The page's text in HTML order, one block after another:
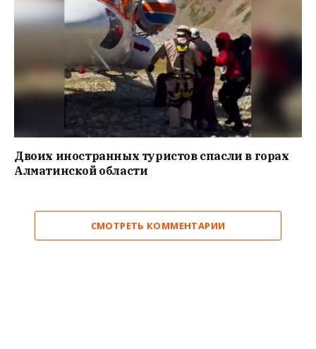
Двоих иностранных туристов спасли в горах
Алматинской области
СМОТРЕТЬ КОММЕНТАРИИ